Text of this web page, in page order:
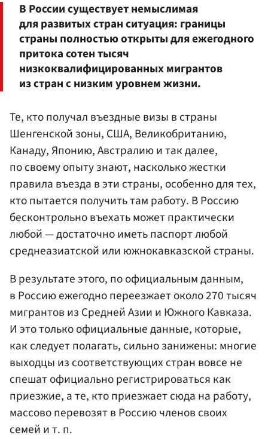
В России существует немыслимая
для развитых стран ситуация: границы
страны полностью открыты для ежегодного
притока сотен тысяч
низкоквалифицированных мигрантов
из стран с низким уровнем жизни.
Те, кто получал въездные визы в страны
Шенгенской зоны, США, Великобританию,
Канаду, Японию, Австралию и так далее,
по своему опыту знают, насколько жестки
правила въезда в эти страны, особенно для тех,
кто пытается получить там работу. В Россию
бесконтрольно въехать может практически
любой — достаточно иметь паспорт любой
среднеазиатской или южнокавказской страны.
В результате этого, по официальным данным,
в Россию ежегодно переезжает около 270 тысяч
мигрантов из Средней Азии и Южного Кавказа.
И это только официальные данные, которые,
как следует полагать, сильно занижены: многие
выходцы из соответствующих стран вовсе не
спешат официально регистрироваться как
приезжие, а те, кто приезжает сюда на работу,
массово перевозят в Россию членов своих
семей и т. п.